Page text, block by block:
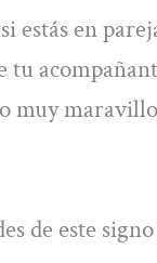
estás en
tu
muy
de este